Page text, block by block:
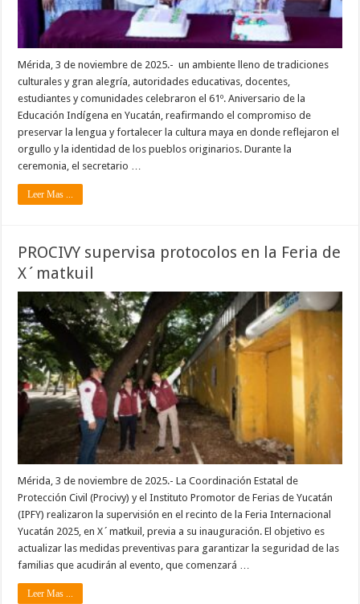
Mérida, 3 de noviembre de 2025.- un ambiente lleno de tradiciones
culturales y gran alegría, autoridades educativas, docentes,
estudiantes y comunidades celebraron el 61º. Aniversario de la
Educación Indígena en Yucatán, reafirmando el compromiso de
preservar la lengua y fortalecer la cultura maya en donde reflejaron el
orgullo y la identidad de los pueblos originarios. Durante la
ceremonia, el secretario …
Leer Mas ...
PROCIVY supervisa protocolos en la Feria de
X´matkuil
Mérida, 3 de noviembre de 2025.- La Coordinación Estatal de
Protección Civil (Procivy) y el Instituto Promotor de Ferias de Yucatán
(IPFY) realizaron la supervisión en el recinto de la Feria Internacional
Yucatán 2025, en X´matkuil, previa a su inauguración. El objetivo es
actualizar las medidas preventivas para garantizar la seguridad de las
familias que acudirán al evento, que comenzará …
Leer Mas ...